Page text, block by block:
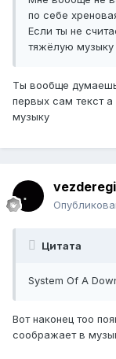
по себе
Если ты не
тяжёлую музыку
Ты вообще
первых сам текст
музыку
Цитата
System Of A
Вот наконец тоо
соображает в